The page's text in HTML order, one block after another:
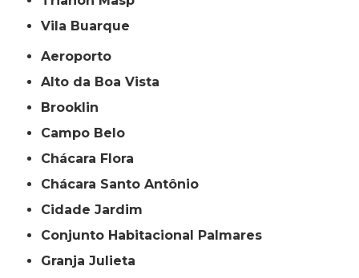
Vila Buarque
Aeroporto
Alto da Boa Vista
Brooklin
Campo Belo
Chácara Flora
Chácara Santo Antônio
Cidade Jardim
Conjunto Habitacional Palmares
Granja Julieta